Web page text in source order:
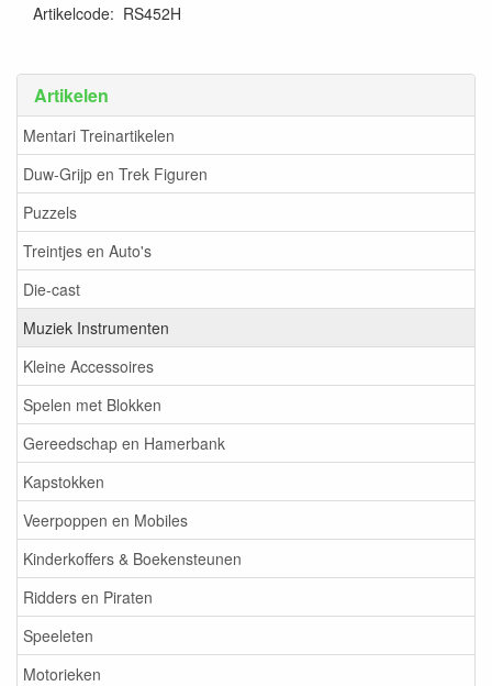
Artikelen
Mentari Treinartikelen
Duw-Grijp en Trek Figuren
Puzzels
Treintjes en Auto's
Die-cast
Muziek Instrumenten
Kleine Accessoires
Spelen met Blokken
Gereedschap en Hamerbank
Kapstokken
Veerpoppen en Mobiles
Kinderkoffers & Boekensteunen
Ridders en Piraten
Speeleten
Motorieken
Artikelcode: RS452H